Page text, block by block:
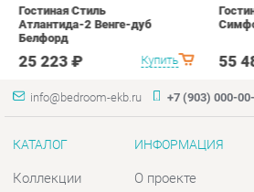
КАТАЛОГ
Матрасы
Шкафы
Тумбы
ИНФОРМАЦИЯ
О проекте
Дизайн
Скидки и Акции
Политика